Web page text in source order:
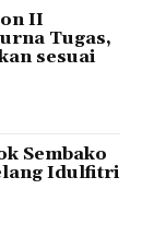
II
Tugas,
sesuai
Sembako
Idulfitri